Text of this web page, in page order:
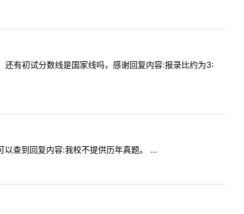
有初试分数线是国家线吗，感谢回复内容:报录比约为3:
查到回复内容:我校不提供历年真题。 ...